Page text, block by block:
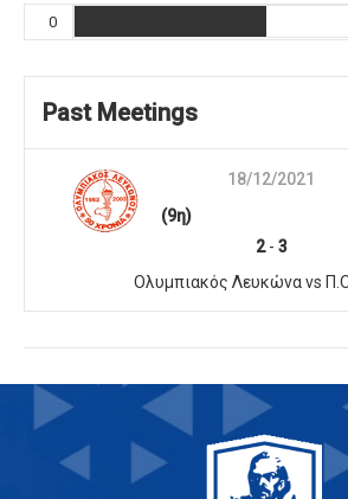
0
Past Meetings
18/12/2021
(9η)
2- 3
Ολυμπιακός Λευκώνα vs